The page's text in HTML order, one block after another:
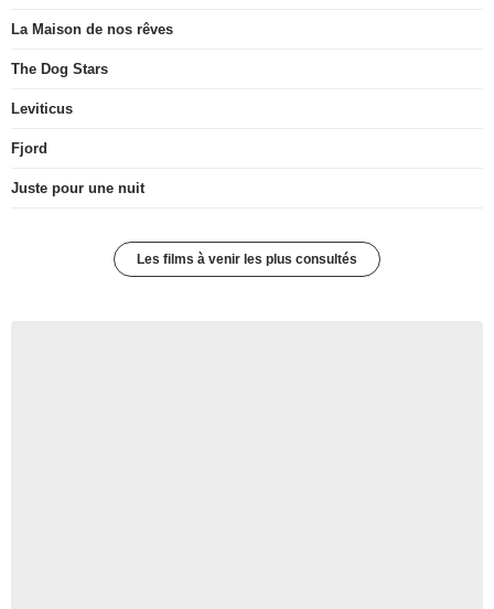
La Maison de nos rêves
The Dog Stars
Leviticus
Fjord
Juste pour une nuit
Les films à venir les plus consultés